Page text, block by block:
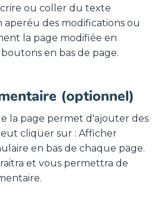
ou coller du texte
des modifications ou
la page modifiée en
en bas de page.
(optionnel)
la page permet d'ajouter des
cliquer sur : Afficher
en bas de chaque page.
et vous permettra de